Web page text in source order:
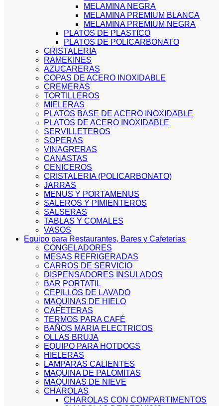
MELAMINA NEGRA
MELAMINA PREMIUM BLANCA
MELAMINA PREMIUM NEGRA
PLATOS DE PLASTICO
PLATOS DE POLICARBONATO
CRISTALERIA
RAMEKINES
AZUCARERAS
COPAS DE ACERO INOXIDABLE
CREMERAS
TORTILLEROS
MIELERAS
PLATOS BASE DE ACERO INOXIDABLE
PLATOS DE ACERO INOXIDABLE
SERVILLETEROS
SOPERAS
VINAGRERAS
CANASTAS
CENICEROS
CRISTALERIA (POLICARBONATO)
JARRAS
MENUS Y PORTAMENUS
SALEROS Y PIMIENTEROS
SALSERAS
TABLAS Y COMALES
VASOS
Equipo para Restaurantes, Bares y Cafeterias
CONGELADORES
MESAS REFRIGERADAS
CARROS DE SERVICIO
DISPENSADORES INSULADOS
BAR PORTATIL
CEPILLOS DE LAVADO
MAQUINAS DE HIELO
CAFETERAS
TERMOS PARA CAFÉ
BAÑOS MARIA ELECTRICOS
OLLAS BRUJA
EQUIPO PARA HOTDOGS
HIELERAS
LAMPARAS CALIENTES
MAQUINA DE PALOMITAS
MAQUINAS DE NIEVE
CHAROLAS
CHAROLAS CON COMPARTIMENTOS